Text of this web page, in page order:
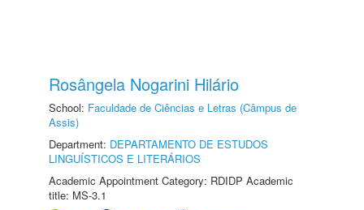
Rosângela Nogarini Hilário
School: Faculdade de Ciências e Letras (Câmpus de
Assis)
Department: DEPARTAMENTO DE ESTUDOS
LINGUÍSTICOS E LITERÁRIOS
Academic Appointment Category: RDIDP Academic
title: MS-3.1